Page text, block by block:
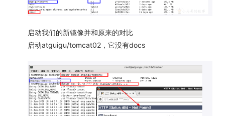
启动我们的新镜像并和原来的对比
启动atguigu/tomcat02，它没有docs